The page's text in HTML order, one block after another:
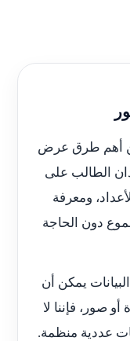
من أهم طرق عرض
الطالب على
ومعرفة
دون الحاجة
يمكن أن
صور، فإننا لا
عددية منظمة.